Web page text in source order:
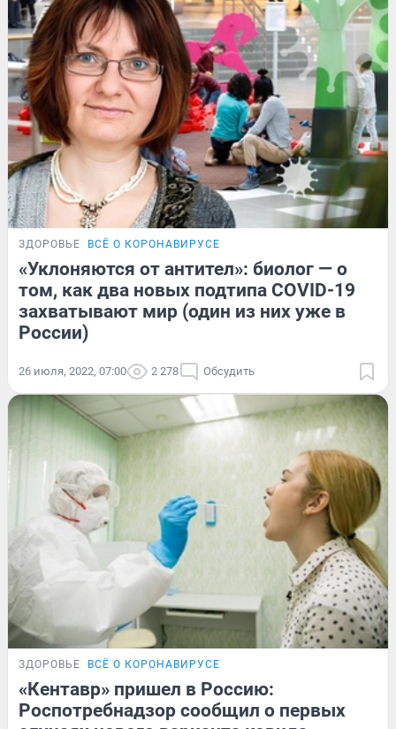
ЗДОРОВЬЕ ВСЁ О КОРОНАВИРУСЕ
«Уклоняются от антител»: биолог — о
том, как два новых подтипа COVID-19
захватывают мир (один из них уже в
России)
26 июля, 2022, 07:00 2 278 Обсудить
ЗДОРОВЬЕ ВСЁ О КОРОНАВИРУСЕ
«Кентавр» пришел в Россию:
Роспотребнадзор сообщил о первых